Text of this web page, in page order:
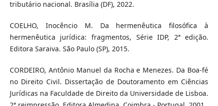
tributário nacional. Brasília (DF), 2022.
COELHO, Inocêncio M. Da hermenêutica filosófica à
hermenêutica jurídica: fragmentos, Série IDP, 2ª edição.
Editora Saraiva. São Paulo (SP), 2015.
CORDEIRO, Antônio Manuel da Rocha e Menezes. Da Boa-fé
no Direito Civil. Dissertação de Doutoramento em Ciências
Jurídicas na Faculdade de Direito da Universidade de Lisboa.